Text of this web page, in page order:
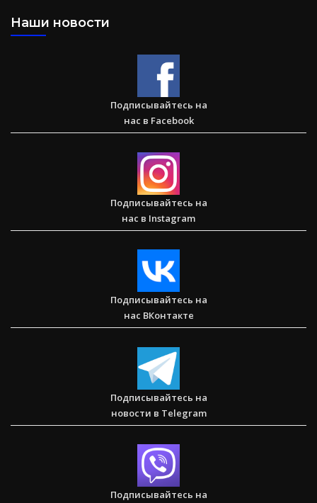
Сарон — Детский дом для обездоленных детей в
Карнатаке
Спасаем. Восстанавливаем. Обучаем. Помогите нам
Наши новости
Подписывайтесь на
нас в Facebook
Подписывайтесь на
нас в Instagram
Подписывайтесь на
нас ВКонтакте
Подписывайтесь на
новости в Telegram
Подписывайтесь на